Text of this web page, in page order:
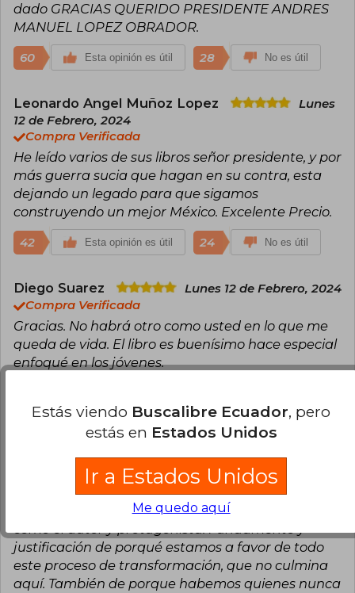
dado GRACIAS QUERIDO PRESIDENTE ANDRES
MANUEL LOPEZ OBRADOR.
60 Esta opinión es útil 28 No es útil
Leonardo Angel Muñoz Lopez
Lunes
12 de Febrero, 2024
Compra Verificada
He leído varios de sus libros señor presidente, y por
más guerra sucia que hagan en su contra, esta
dejando un legado para que sigamos
construyendo un mejor México. Excelente Precio.
42 Esta opinión es útil 24 No es útil
Diego Suarez
Lunes 12 de Febrero, 2024
Compra Verificada
Gracias. No habrá otro como usted en lo que me
queda de vida. El libro es buenísimo hace especial
enfoqué en los jóvenes.
Francisco Zuñiga
Miércoles 14 de
Febrero, 2024
Compra Verificada
Más allá de filias y fobias, es un documento muy
importante. Para los que amamos México, tanto
como el autor y protagonista. Fundamento y
justificación de porqué estamos a favor de todo
este proceso de transformación, que no culmina
aquí. También de porque habemos quienes nunca
Estás viendo Buscalibre Ecuador, pero
estás en Estados Unidos
Ir a Estados Unidos
Me quedo aquí